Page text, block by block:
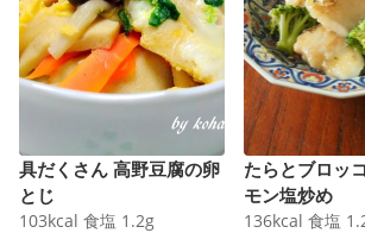
具だくさん 高野豆腐の卵
とじ
103kcal 食塩 1.2g
たらとブロッ
モン塩炒め
136kcal 食塩